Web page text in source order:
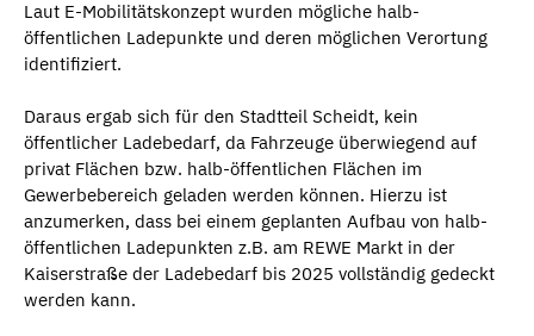
Laut E-Mobilitätskonzept wurden mögliche halb-
öffentlichen Ladepunkte und deren möglichen Verortung
identifiziert.
Daraus ergab sich für den Stadtteil Scheidt, kein
öffentlicher Ladebedarf, da Fahrzeuge überwiegend auf
privat Flächen bzw. halb-öffentlichen Flächen im
Gewerbebereich geladen werden können. Hierzu ist
anzumerken, dass bei einem geplanten Aufbau von halb-
öffentlichen Ladepunkten z.B. am REWE Markt in der
Kaiserstraße der Ladebedarf bis 2025 vollständig gedeckt
werden kann.